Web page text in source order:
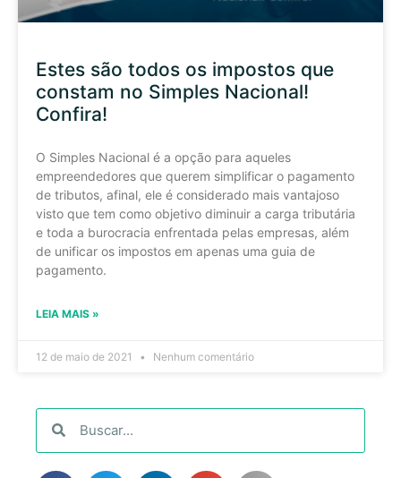
Estes são todos os impostos que
constam no Simples Nacional!
Confira!
O Simples Nacional é a opção para aqueles
empreendedores que querem simplificar o pagamento
de tributos, afinal, ele é considerado mais vantajoso
visto que tem como objetivo diminuir a carga tributária
e toda a burocracia enfrentada pelas empresas, além
de unificar os impostos em apenas uma guia de
pagamento.
LEIA MAIS »
12 de maio de 2021 Nenhum comentário